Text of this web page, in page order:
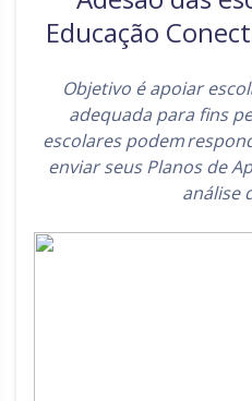
Rio de Janeiro
Rondônia
Educação
Objetivo é apoiar
adequada para fins
escolares podem
enviar seus Planos de
análise